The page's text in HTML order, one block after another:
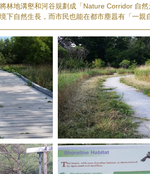
林地溝壑和河谷規劃成「Nature Corridor 自
下自然生長，而市民也能在都市塵囂有「一親